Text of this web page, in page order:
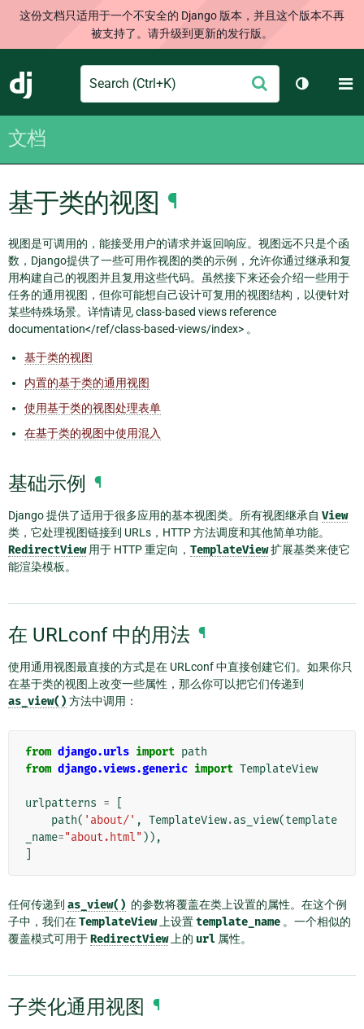
这份文档只适用于一个不安全的 Django 版本，并且这个版本不再
被支持了。请升级到更新的发行版。
Django
Search
交
切换主题
文档
基于类的视图 ¶
视图是可调用的，能接受用户的请求并返回响应。视图远不只是个函
数，Django提供了一些可用作视图的类的示例，允许你通过继承和复
用构建自己的视图并且复用这些代码。虽然接下来还会介绍一些用于
任务的通用视图，但你可能想自己设计可复用的视图结构，以便针对
某些特殊场景。详情请见 class-based views reference
documentation</ref/class-based-views/index> 。
基于类的视图
内置的基于类的通用视图
使用基于类的视图处理表单
在基于类的视图中使用混入
基础示例 ¶
Django 提供了适用于很多应用的基本视图类。所有视图继承自 View
类，它处理视图链接到 URLs，HTTP 方法调度和其他简单功能。
RedirectView用于 HTTP 重定向， TemplateView扩展基类来使它
能渲染模板。
在 URLconf 中的用法 ¶
使用通用视图最直接的方式是在 URLconf 中直接创建它们。如果你只
在基于类的视图上改变一些属性，那么你可以把它们传递到
as_view() 方法中调用：
from django.urls import path
from django.views.generic import TemplateView
urlpatterns =
path( 'about/' , TemplateView.as_view(template
_name="about.html" )),
任何传递到 as_view() 的参数将覆盖在类上设置的属性。在这个例
子中，我们在TemplateView上设置template_name 。一个相似的
覆盖模式可用于RedirectView上的 url 属性。
子类化通用视图 ¶